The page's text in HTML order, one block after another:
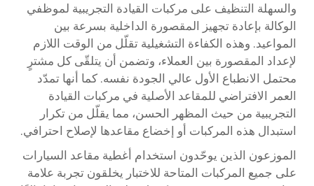
والسهلة التنظيف على مركبات القيادة التجريبية لموظفي
الوكالة بإعادة تجهيز المقصورة الداخلية بسرعة بين
المواعيد. وهذه الكفاءة التشغيلية تقلّل من الوقت اللازم
لإعداد المقصورة بين العملاء، وتضمن أن يتلقّى كل مشترٍ
محتمل الانطباع الأول عالي الجودة نفسه. كما أنها تمدّد
العمر الافتراضي للمقاعد الأصلية في مركبات القيادة
التجريبية من حيث المظهر الحسن، مما يقلّل من تكرار
استبدال هذه المركبات أو إخضاع مقاعدها لإصلاح احترافي.
الموزعون الذين يوحّدون استخدام أغطية مقاعد السيارات
على جميع المركبات المتاحة للاختبار يخلقون تجربة علامة